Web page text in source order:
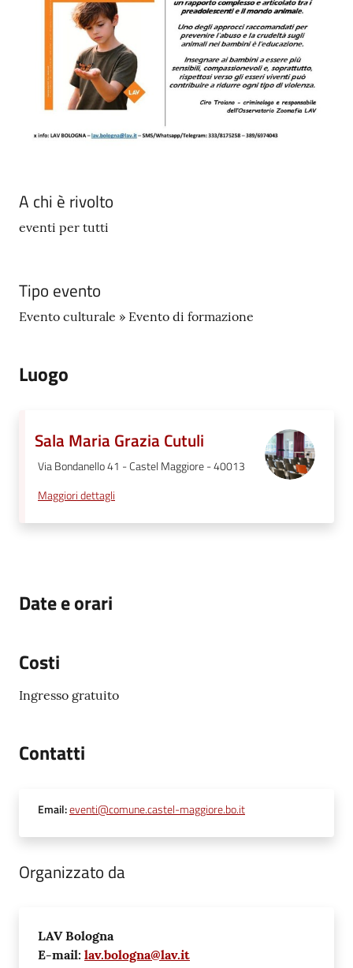
A chi è rivolto
eventi per tutti
Tipo evento
Evento culturale » Evento di formazione
Luogo
Sala Maria Grazia Cutuli
Via Bondanello 41 - Castel Maggiore - 40013
Maggiori dettagli
Date e orari
Costi
Ingresso gratuito
Contatti
Email:eventi@comune.castel-maggiore.bo.it
Organizzato da
LAV Bologna
E-mail: lav.bologna@lav.it